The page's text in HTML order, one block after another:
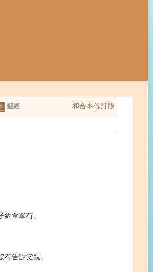
聖經 和合本修訂版
拿單有。
告訴父親。